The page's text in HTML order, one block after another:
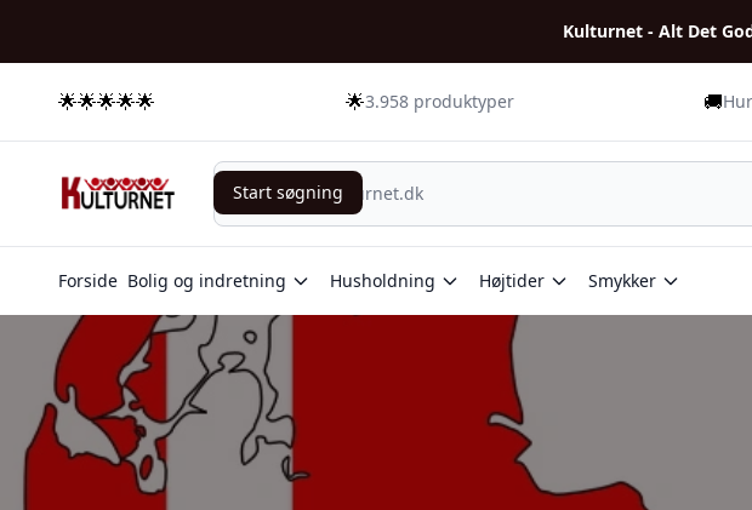
Kulturnet - Alt Det
🌟🌟🌟🌟🌟 🌟3.958 produktyper 🚚
Start søgning
Start søgning
Forside Bolig og indretning Husholdning Højtider Smykker